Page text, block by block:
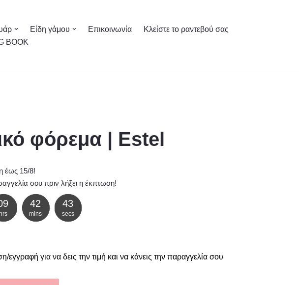
Είδη γάμου Επικοινωνία
Κλείστε το ραντεβού σας
BOOK
φόρεμα | Estel
έως 15/8!
σου πριν λήξει η έκπτωση!
42
mins
43
secs
εγγραφή για να δεις την τιμή και να κάνεις την παραγγελία σου